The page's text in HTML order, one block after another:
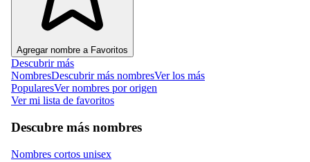
Agregar nombre a Favoritos
Descubrir más
NombresDescubrir más nombresVer los más
PopularesVer nombres por origen
Ver mi lista de favoritos
Descubre más nombres
Nombres cortos unisex